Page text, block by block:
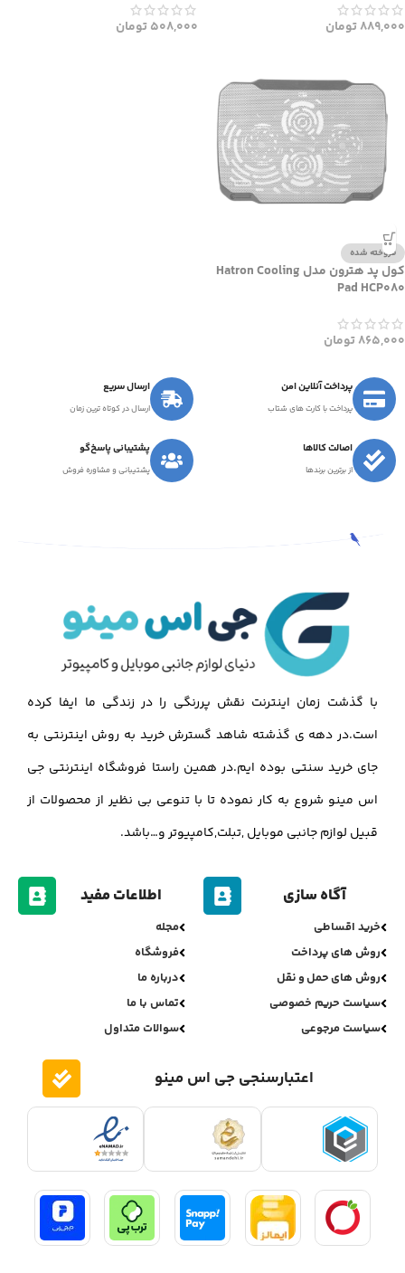
889,000تومان 508,000تومان
فروخته شده
کول پد هترون مدل Hatron Cooling
Pad HCP080
865,000تومان
پرداخت آنلاین امن
پرداخت با کارت های شتاب
ارسال سریع
ارسال در کوتاه ترین زمان
اصالت کالاها
از برترین برندها
پشتیبانی پاسخ‌گو
پشتیبانی و مشاوره فروش
با گذشت زمان اینترنت نقش پررنگی را در زندگی ما ایفا کرده
است.در دهه ی گذشته شاهد گسترش خرید به روش اینترنتی به
جای خرید سنتی بوده ایم.در همین راستا فروشگاه اینترنتی جی
اس مینو شروع به کار نموده تا با تنوعی بی نظیر از محصولات از
قبیل لوازم جانبی موبایل ,تبلت,کامپیوتر و…باشد.
آگاه سازی
خرید اقساطی
روش های پرداخت
روش های حمل و نقل
سیاست حریم خصوصی
سیاست مرجوعی
اطلاعات مفید
مجله
فروشگاه
درباره ما
تماس با ما
سوالات متداول
اعتبارسنجی جی اس مینو